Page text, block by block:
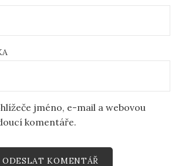
jméno, e-mail a webovou
komentáře.